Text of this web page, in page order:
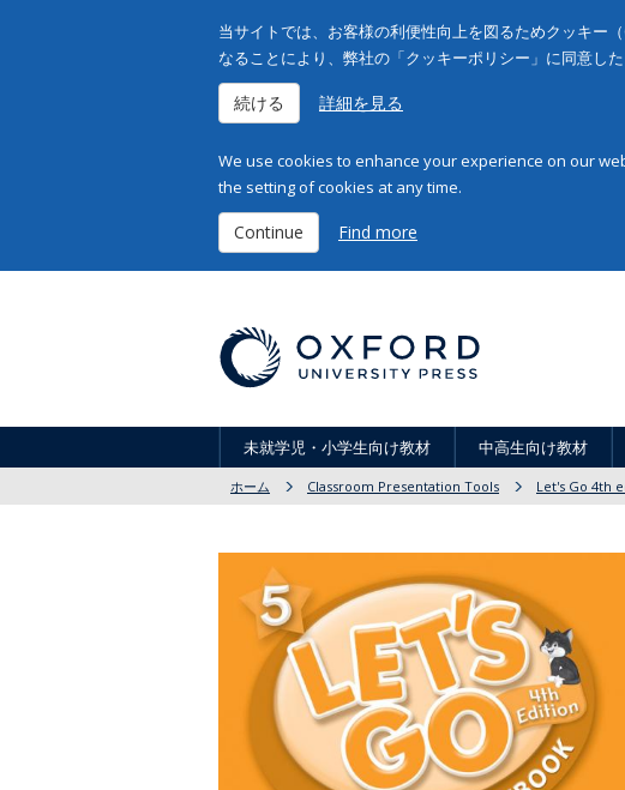
当サイトでは、お客様の利便性向上を図るためクッキー
なることにより、弊社の「クッキーポリシー」に同意し
続ける 詳細を見る
We use cookies to enhance your experience on our
the setting of cookies at any time.
Continue Find more
未就学児・小学生向け教材 中高生向け教材
ホーム Classroom Presentation Tools Let's Go 4th